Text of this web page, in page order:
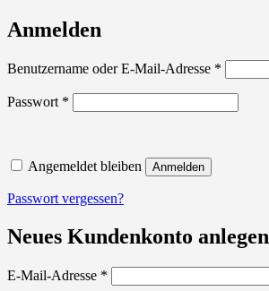
Anmelden
Benutzername oder E-Mail-Adresse *
Passwort *
Angemeldet bleiben Anmelden
Passwort vergessen?
Neues Kundenkonto anlegen
E-Mail-Adresse *